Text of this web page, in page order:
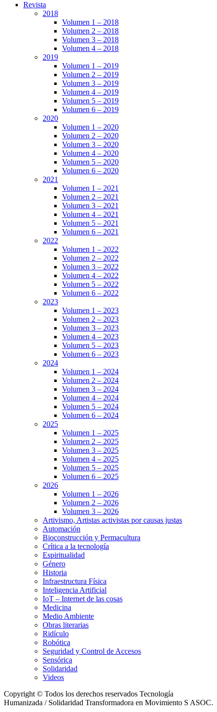
Revista
2018
Volumen 1 – 2018
Volumen 2 – 2018
Volumen 3 – 2018
Volumen 4 – 2018
2019
Volumen 1 – 2019
Volumen 2 – 2019
Volumen 3 – 2019
Volumen 4 – 2019
Volumen 5 – 2019
Volumen 6 – 2019
2020
Volumen 1 – 2020
Volumen 2 – 2020
Volumen 3 – 2020
Volumen 4 – 2020
Volumen 5 – 2020
Volumen 6 – 2020
2021
Volumen 1 – 2021
Volumen 2 – 2021
Volumen 3 – 2021
Volumen 4 – 2021
Volumen 5 – 2021
Volumen 6 – 2021
2022
Volumen 1 – 2022
Volumen 2 – 2022
Volumen 3 – 2022
Volumen 4 – 2022
Volumen 5 – 2022
Volumen 6 – 2022
2023
Volumen 1 – 2023
Volumen 2 – 2023
Volumen 3 – 2023
Volumen 4 – 2023
Volumen 5 – 2023
Volumen 6 – 2023
2024
Volumen 1 – 2024
Volumen 2 – 2024
Volumen 3 – 2024
Volumen 4 – 2024
Volumen 5 – 2024
Volumen 6 – 2024
2025
Volumen 1 – 2025
Volumen 2 – 2025
Volumen 3 – 2025
Volumen 4 – 2025
Volumen 5 – 2025
Volumen 6 – 2025
2026
Volumen 1 – 2026
Volumen 2 – 2026
Volumen 3 – 2026
Artivismo, Artistas activistas por causas justas
Automación
Bioconstrucción y Permacultura
Crítica a la tecnología
Espiritualidad
Género
Historia
Infraestructura Física
Inteligencia Artificial
IoT – Internet de las cosas
Medicina
Medio Ambiente
Obras literarias
Ridículo
Robótica
Seguridad y Control de Accesos
Sensórica
Solidaridad
Videos
Copyright © Todos los derechos reservados Tecnología
Humanizada / Solidaridad Transformadora en Movimiento S ASOC.